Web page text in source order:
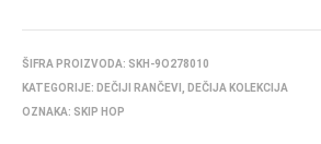
ŠIFRA PROIZVODA: SKH-9O278010
KATEGORIJE: DEČIJI RANČEVI
DEČIJA KOLEKCIJA
OZNAKA: SKIP HOP